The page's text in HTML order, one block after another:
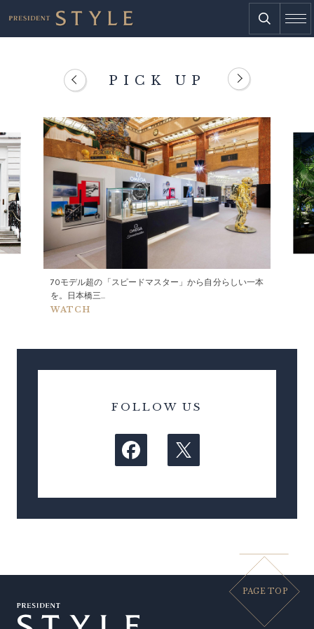
PICK UP
70モデル超の「スピードマスター」から自分らしい一本
を。日本橋三...
WATCH
FOLLOW US
PAGE TOP